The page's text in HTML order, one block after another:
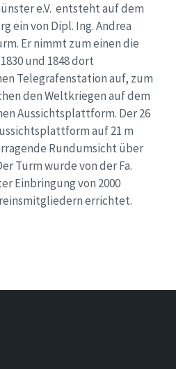
e.V. entsteht auf dem
ein von Dipl. Ing. Andrea
Er nimmt zum einen die
und 1848 dort
Telegrafenstation auf, zum
den Weltkriegen auf dem
Aussichtsplattform. Der 26
auf 21 m
Rundumsicht über
Turm wurde von der Fa.
Einbringung von 2000
errichtet.